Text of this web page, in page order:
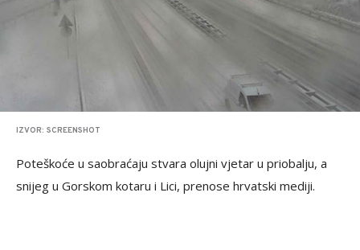
IZVOR: SCREENSHOT
Poteškoće u saobraćaju stvara olujni vjetar u priobalju, a
snijeg u Gorskom kotaru i Lici, prenose hrvatski mediji.